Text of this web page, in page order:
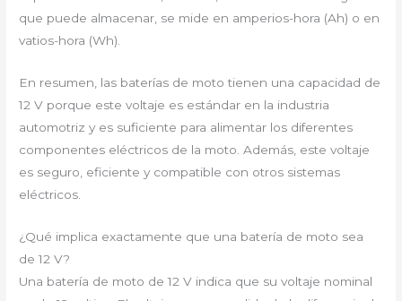
que puede almacenar, se mide en amperios-hora (Ah) o en
vatios-hora (Wh).
En resumen, las baterías de moto tienen una capacidad de
12 V porque este voltaje es estándar en la industria
automotriz y es suficiente para alimentar los diferentes
componentes eléctricos de la moto. Además, este voltaje
es seguro, eficiente y compatible con otros sistemas
eléctricos.
¿Qué implica exactamente que una batería de moto sea
de 12 V?
Una batería de moto de 12 V indica que su voltaje nominal